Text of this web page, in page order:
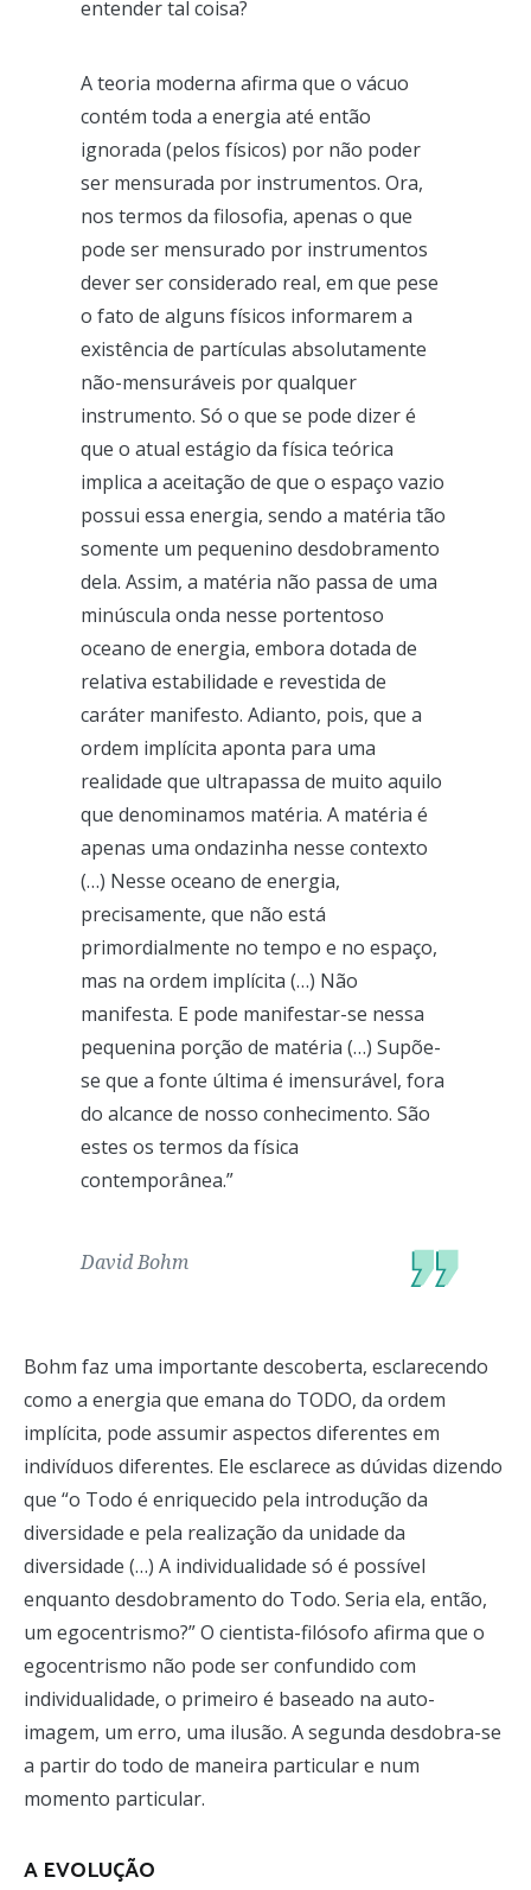
entender tal coisa?
A teoria moderna afirma que o vácuo
contém toda a energia até então
ignorada (pelos físicos) por não poder
ser mensurada por instrumentos. Ora,
nos termos da filosofia, apenas o que
pode ser mensurado por instrumentos
dever ser considerado real, em que pese
o fato de alguns físicos informarem a
existência de partículas absolutamente
não-mensuráveis por qualquer
instrumento. Só o que se pode dizer é
que o atual estágio da física teórica
implica a aceitação de que o espaço vazio
possui essa energia, sendo a matéria tão
somente um pequenino desdobramento
dela. Assim, a matéria não passa de uma
minúscula onda nesse portentoso
oceano de energia, embora dotada de
relativa estabilidade e revestida de
caráter manifesto. Adianto, pois, que a
ordem implícita aponta para uma
realidade que ultrapassa de muito aquilo
que denominamos matéria. A matéria é
apenas uma ondazinha nesse contexto
(…) Nesse oceano de energia,
precisamente, que não está
primordialmente no tempo e no espaço,
mas na ordem implícita (…) Não
manifesta. E pode manifestar-se nessa
pequenina porção de matéria (…) Supõe-
se que a fonte última é imensurável, fora
do alcance de nosso conhecimento. São
estes os termos da física
contemporânea.”
David Bohm
Bohm faz uma importante descoberta, esclarecendo
como a energia que emana do TODO, da ordem
implícita, pode assumir aspectos diferentes em
indivíduos diferentes. Ele esclarece as dúvidas dizendo
que “o Todo é enriquecido pela introdução da
diversidade e pela realização da unidade da
diversidade (…) A individualidade só é possível
enquanto desdobramento do Todo. Seria ela, então,
um egocentrismo?” O cientista-filósofo afirma que o
egocentrismo não pode ser confundido com
individualidade, o primeiro é baseado na auto-
imagem, um erro, uma ilusão. A segunda desdobra-se
a partir do todo de maneira particular e num
momento particular.
A EVOLUÇÃO